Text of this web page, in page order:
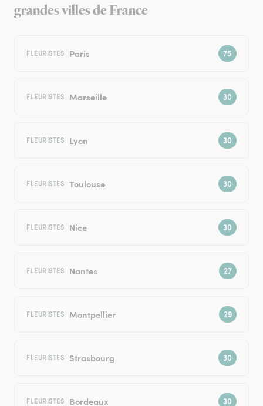
grandes villes de France
FLEURISTES Paris
FLEURISTES Marseille
FLEURISTES Lyon
FLEURISTES Toulouse
FLEURISTES Nice
FLEURISTES Nantes
FLEURISTES Montpellier
FLEURISTES Strasbourg
FLEURISTES Bordeaux